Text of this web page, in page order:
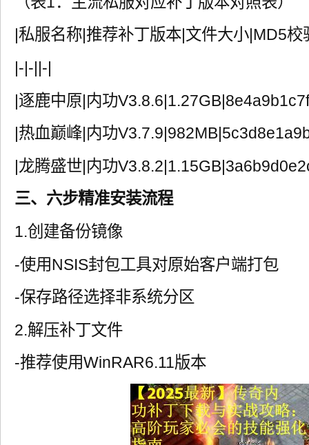
|私服名称|推荐补丁版本|文件大小|MD5校
|-|-||-|
|逐鹿中原|内功
|热血巅峰|内功
|龙腾盛世|内功
三、六步精准安装流程
1.创建备份镜像
-使用NSIS封包工具对原始客户端打包
-保存路径选择非系统分区
2.解压补丁文件
-推荐使用WinRAR6.11版本